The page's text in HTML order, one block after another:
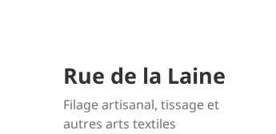
Rue de la Laine
Filage artisanal, tissage et
autres arts textiles